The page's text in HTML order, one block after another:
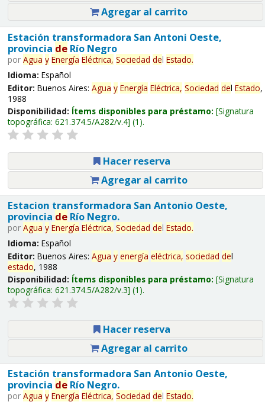
Agregar al carrito
Estación transformadora San Antoni Oeste,
provincia deRío Negro
por Agua y Energía Eléctrica, Sociedad del Estado.
Idioma: Español
Editor: Buenos Aires: Agua y Energía Eléctrica, Sociedad del Estado,
1988
Disponibilidad: Ítems disponibles para préstamo: Signatura
topográfica: 621.374.5/A282/v.4 (1).
Hacer reserva
Agregar al carrito
Estacion transformadora San Antonio Oeste,
provincia deRío Negro.
por Agua y Energía Eléctrica, Sociedad del Estado.
Idioma: Español
Editor: Buenos Aires: Agua y energía eléctrica, sociedad del
estado, 1988
Disponibilidad: Ítems disponibles para préstamo: Signatura
topográfica: 621.374.5/A282/v.3 (1).
Hacer reserva
Agregar al carrito
Estación transformadora San Antonio Oeste,
provincia deRío Negro.
por Agua y Energía Eléctrica, Sociedad del Estado.